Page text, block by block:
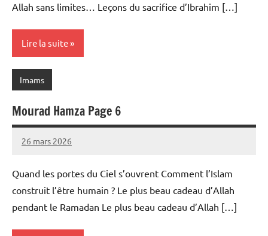
Allah sans limites… Leçons du sacrifice d’Ibrahim […]
Lire la suite
Imams
Mourad Hamza Page 6
26 mars 2026
prieres
Quand les portes du Ciel s’ouvrent Comment l’Islam
construit l’être humain ? Le plus beau cadeau d’Allah
pendant le Ramadan Le plus beau cadeau d’Allah […]